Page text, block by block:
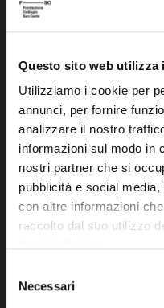
Questo sito web utilizza
Utilizziamo i cookie per
annunci, per fornire
analizzare il nostro
informazioni sul modo in
nostri partner che si
pubblicità e social
con altre informazioni
raccolto dal suo utilizzo
delNecessari
Fondazione
Via
41121
P.I.
tel.